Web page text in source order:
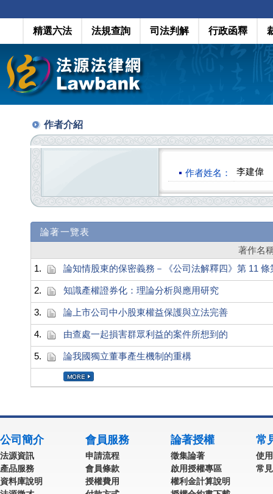
精選六法 法規查詢 司法判解 行政函釋
作者介紹
作者姓名： 李建偉
論著一覽表
著作名
1.
論知情股東的保密義務－《公司法解釋四》第 11
2. 知識產權證券化：理論分析與應用研究
3. 論上市公司中小股東權益保護與立法完善
4. 由查處一起損害群眾利益的案件所想到的
5. 論我國獨立董事產生機制的重構
公司簡介
法源資訊
產品服務
資料庫說明
會員服務
申請流程
會員條款
授權費用
論著授權
徵集論著
啟用授權專區
權利金計算說明
常
使
常